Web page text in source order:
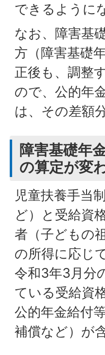
できるように
なお、障害基
方（障害基礎
正後も、調整
ので、公的年
は、その差額
障害基礎年
の算定が変
児童扶養手当
ど）と受給資
者（子どもの
の所得に応じ
令和3年3月分
ている受給資
公的年金給付
補償など）が